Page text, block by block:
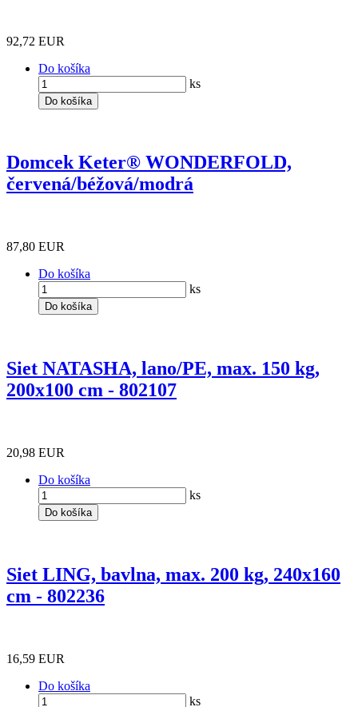
92,72 EUR
Do košíka
ks
Do košíka
Domcek Keter® WONDERFOLD,
červená/béžová/modrá
87,80 EUR
Do košíka
ks
Do košíka
Siet NATASHA, lano/PE, max. 150 kg,
200x100 cm - 802107
20,98 EUR
Do košíka
ks
Do košíka
Siet LING, bavlna, max. 200 kg, 240x160
cm - 802236
16,59 EUR
Do košíka
ks